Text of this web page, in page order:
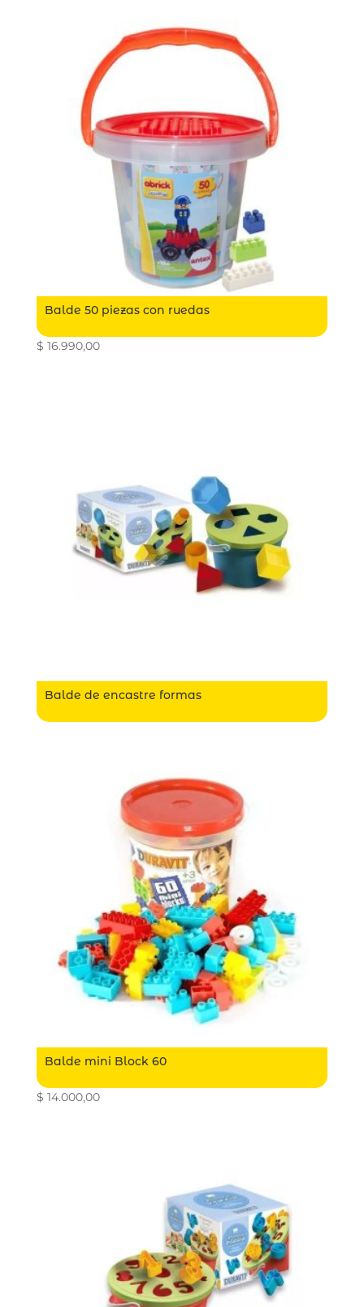
Balde 50 piezas con ruedas
$ 16.990,00
Balde de encastre formas
Balde mini Block 60
$ 14.000,00